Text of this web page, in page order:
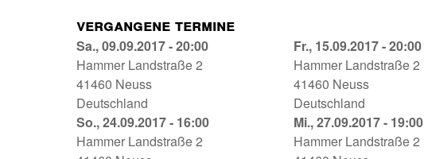
Vergangene Termine
Spring
Awakening
Globe
Neuss
09.09.2017
-
Sa., 09.09.2017 - 20:00
Hammer Landstraße 2
41460 Neuss
Deutschland
Spring
Awakening
Globe
Neuss
15.09.2017
-
Fr., 15.09.2017 - 20:00
Hammer Landstraße 2
41460 Neuss
Deutschland
Spring
Awakening
So., 24.09.2017 - 16:00
Hammer Landstraße 2
Spring
Awakening
Mi., 27.09.2017 - 19:00
Hammer Landstraße 2